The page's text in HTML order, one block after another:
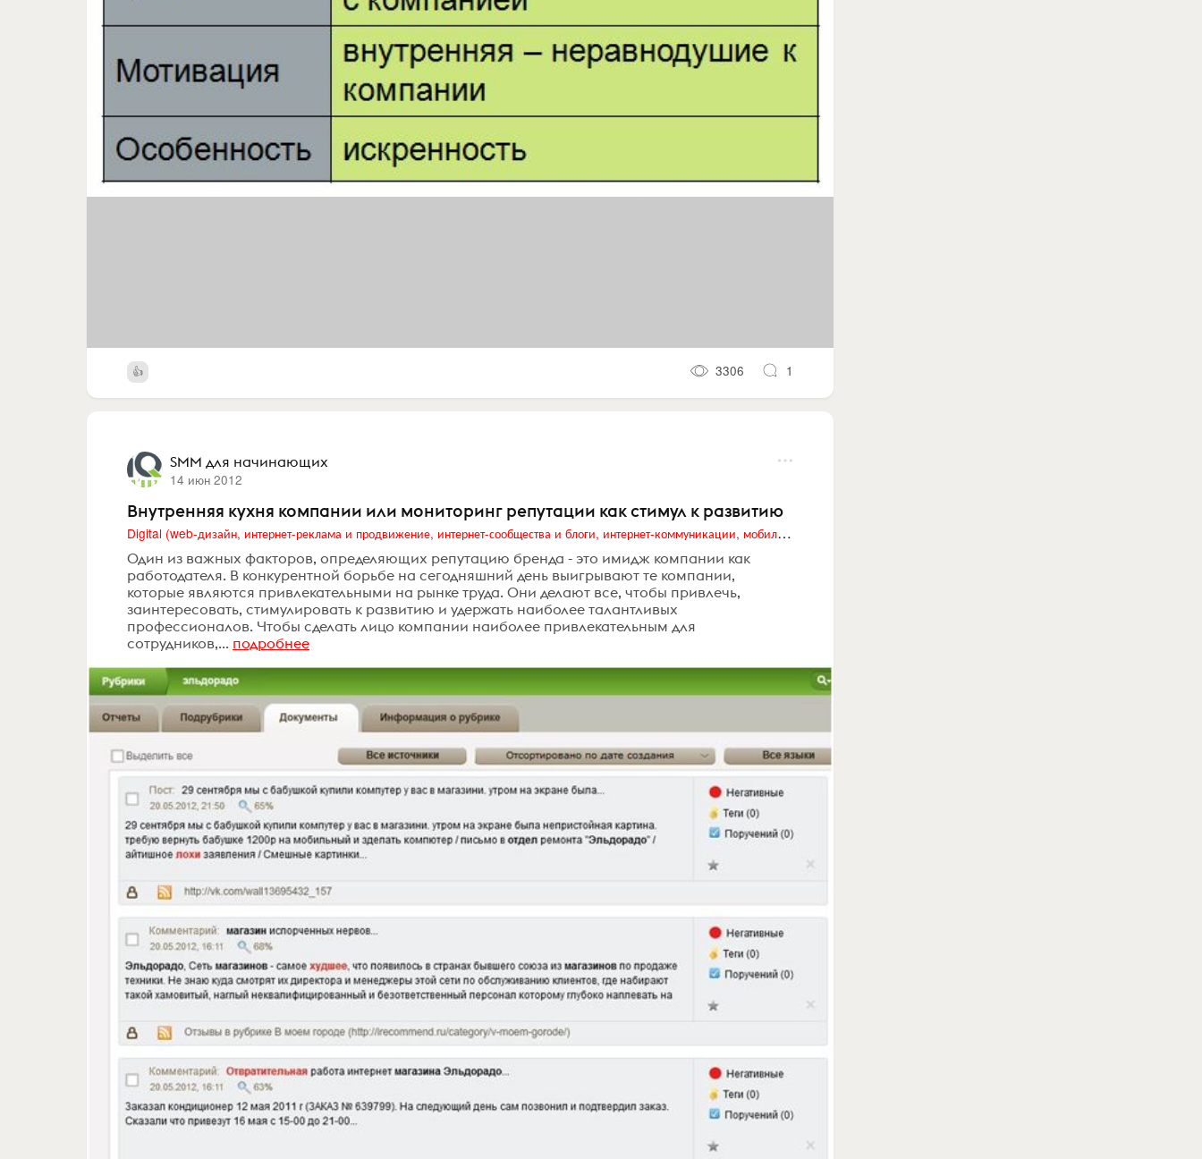
3306 1
SMM для начинающих
14 июн 2012
Внутренняя кухня компании или мониторинг репутации как стимул к развитию
Digital (web-дизайн, интернет-реклама и продвижение, интернет-сообщества и блоги, интернет-коммуникации, мобильный маркетинг, реклама на цифровых экранах)
Один из важных факторов, определяющих репутацию бренда - это имидж компании как
работодателя. В конкурентной борьбе на сегодняшний день выигрывают те компании,
которые являются привлекательными на рынке труда. Они делают все, чтобы привлечь,
заинтересовать, стимулировать к развитию и удержать наиболее талантливых
профессионалов. Чтобы сделать лицо компании наиболее привлекательным для
сотрудников,... подробнее